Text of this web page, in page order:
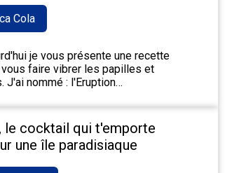
Cola
je vous présente une recette
faire vibrer les papilles et
J'ai nommé : l'Eruption…
le cocktail qui t'emporte
une île paradisiaque